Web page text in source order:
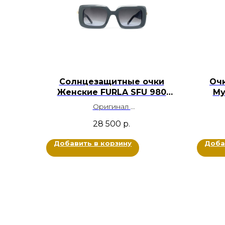
Солнцезащитные очки
Женские FURLA SFU 980
C06S9
Оригинал
Цвет: Серый, Золотой
Размер: 52-22-140
28 500 р.
Добавить в корзину